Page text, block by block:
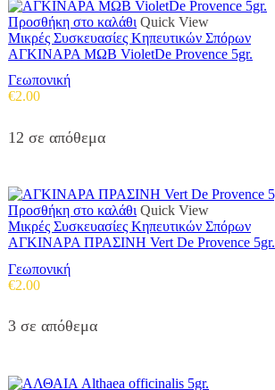
στη
σελίδα
του
προϊόντος
Προσθήκη στο καλάθι Quick View
Μικρές Συσκευασίες Κηπευτικών Σπόρων
ΑΓΚΙΝΑΡΑ ΜΩΒ VioletDe Provence 5gr.
Γεωπονική
€2.00
12 σε απόθεμα
Προσθήκη στο καλάθι Quick View
Μικρές Συσκευασίες Κηπευτικών Σπόρων
ΑΓΚΙΝΑΡΑ ΠΡΑΣΙΝΗ Vert De Provence 5gr.
Γεωπονική
€2.00
3 σε απόθεμα